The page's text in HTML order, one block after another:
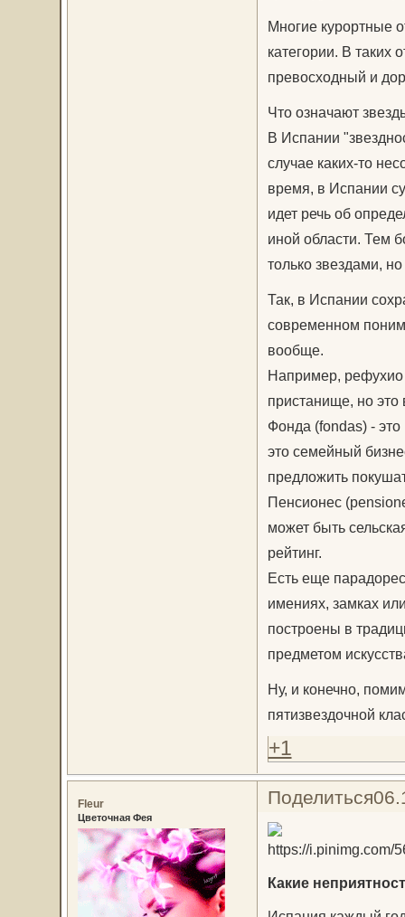
Многие курортные
категории. В таких
превосходный и
Что означают
В Испании
случае каких-то
время, в Испании
идет речь об
иной области. Тем
только звездами,
Так, в Испании
современном
вообще.
Например, рефухио
пристанище, но
Фонда (fondas) -
это семейный
предложить
Пенсионес
может быть
рейтинг.
Есть еще
имениях, замках
построены в
предметом
Ну, и конечно,
пятизвездочной
+1
Поделиться
Fleur
Цветочная Фея
Какие